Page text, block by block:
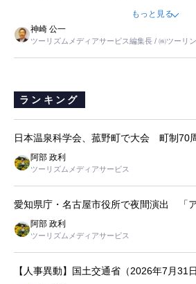
ました。母の住まいから近いという理由で
すが、私と妹にとっては、半日仕事ででした
は、当人だけではなく、世話をする家族の
と思いました。
もっと見る
神崎 公一
ツーリズムメディアサービス編集長 / ㈱ツーリ
ランキング
日本温泉科学会、菰野町で大会 町制70
阿部 政利
ツーリズムメディアサービス
愛知県庁・名古屋市役所で夜間演出 「
阿部 政利
ツーリズムメディアサービス
【人事異動】国土交通省（2026年7月31